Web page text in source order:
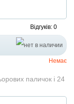
Відгуків: 0
Немає
паличок і 24